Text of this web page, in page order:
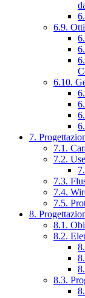
6.9.
6.10.
7.
7.1.
7.2.
7.3.
7.4.
7.5.
8.
8.1.
8.2.
8.3.